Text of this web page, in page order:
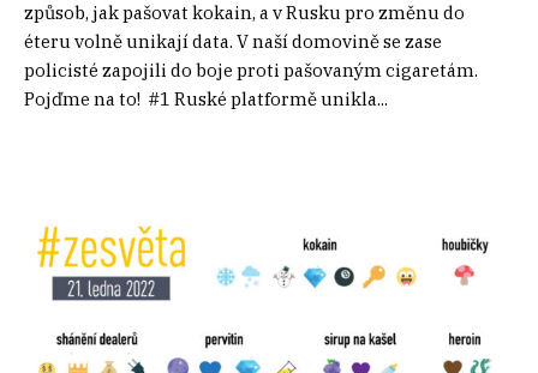
způsob, jak pašovat kokain, a v Rusku pro změnu do
éteru volně unikají data. V naší domovině se zase
policisté zapojili do boje proti pašovaným cigaretám.
Pojďme na to! #1 Ruské platformě unikla...